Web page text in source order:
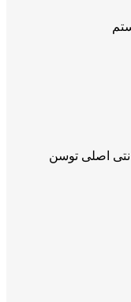
اصلی توسن